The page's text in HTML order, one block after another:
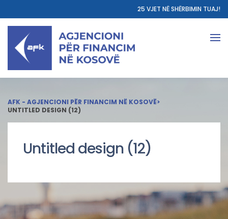
25 VJET NË SHËRBIMIN TUAJ!
AFK - AGJENCIONI PËR FINANCIM NË KOSOVË>
UNTITLED DESIGN (12)
Untitled design (12)